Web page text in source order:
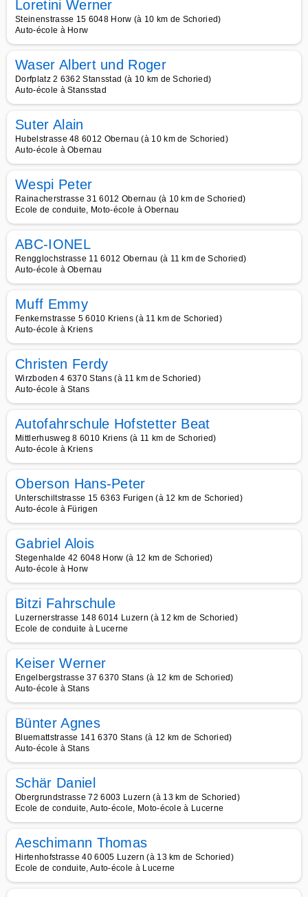
Loretini Werner
Steinenstrasse 15 6048 Horw (à 10 km de Schoried)
Auto-école à Horw
Waser Albert und Roger
Dorfplatz 2 6362 Stansstad (à 10 km de Schoried)
Auto-école à Stansstad
Suter Alain
Hubelstrasse 48 6012 Obernau (à 10 km de Schoried)
Auto-école à Obernau
Wespi Peter
Rainacherstrasse 31 6012 Obernau (à 10 km de Schoried)
Ecole de conduite, Moto-école à Obernau
ABC-IONEL
Rengglochstrasse 11 6012 Obernau (à 11 km de Schoried)
Auto-école à Obernau
Muff Emmy
Fenkernstrasse 5 6010 Kriens (à 11 km de Schoried)
Auto-école à Kriens
Christen Ferdy
Wirzboden 4 6370 Stans (à 11 km de Schoried)
Auto-école à Stans
Autofahrschule Hofstetter Beat
Mittlerhusweg 8 6010 Kriens (à 11 km de Schoried)
Auto-école à Kriens
Oberson Hans-Peter
Unterschiltstrasse 15 6363 Furigen (à 12 km de Schoried)
Auto-école à Fürigen
Gabriel Alois
Stegenhalde 42 6048 Horw (à 12 km de Schoried)
Auto-école à Horw
Bitzi Fahrschule
Luzernerstrasse 148 6014 Luzern (à 12 km de Schoried)
Ecole de conduite à Lucerne
Keiser Werner
Engelbergstrasse 37 6370 Stans (à 12 km de Schoried)
Auto-école à Stans
Bünter Agnes
Bluemattstrasse 141 6370 Stans (à 12 km de Schoried)
Auto-école à Stans
Schär Daniel
Obergrundstrasse 72 6003 Luzern (à 13 km de Schoried)
Ecole de conduite, Auto-école, Moto-école à Lucerne
Aeschimann Thomas
Hirtenhofstrasse 40 6005 Luzern (à 13 km de Schoried)
Ecole de conduite, Auto-école à Lucerne